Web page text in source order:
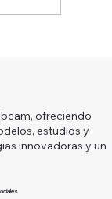
ofreciendo
estudios y
innovadoras y un